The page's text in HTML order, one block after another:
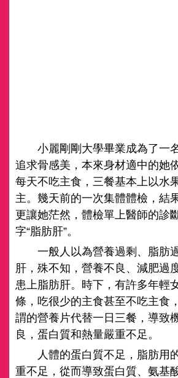
小麗剛剛大學畢業成為了一
追求骨感美，本來身材適中的她
每天不吃主食，三餐基本上以水
主。幾天前的一次集體體檢，結
更讓她茫然，體檢單上醫師的診
字“脂肪肝”。
一般人以為營養過剩、脂肪
肝，殊不知，營養不良、減肥過
患上脂肪肝。時下，有許多年輕
條，吃很少的主食甚至不吃主食
謂的營養片代替一日三餐，導致
良，蛋白質和熱量嚴重不足。
人體的蛋白質不足，脂肪用
重不足，從而導致蛋白質、氨基